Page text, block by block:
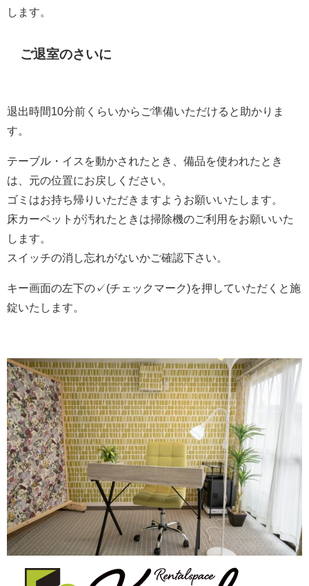
します。
ご退室のさいに
退出時間10分前くらいからご準備いただけると助かりま
す。
テーブル・イスを動かされたとき、備品を使われたとき
は、元の位置にお戻しください。
ゴミはお持ち帰りいただきますようお願いいたします。
床カーペットが汚れたときは掃除機のご利用をお願いいた
します。
スイッチの消し忘れがないかご確認下さい。
キー画面の左下の✓(チェックマーク)を押していただくと施
錠いたします。